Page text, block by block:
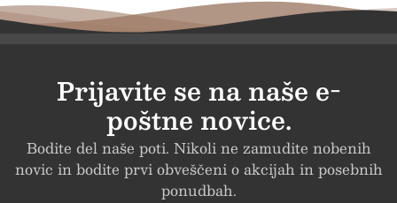
Prijavite se na naše e-
poštne novice.
Bodite del naše poti. Nikoli ne zamudite nobenih
novic in bodite prvi obveščeni o akcijah in posebnih
ponudbah.